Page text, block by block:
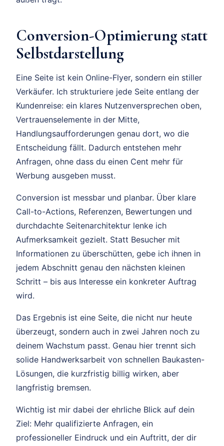
Conversion-Optimierung statt
Selbstdarstellung
Eine Seite ist kein Online-Flyer, sondern ein stiller
Verkäufer. Ich strukturiere jede Seite entlang der
Kundenreise: ein klares Nutzenversprechen oben,
Vertrauenselemente in der Mitte,
Handlungsaufforderungen genau dort, wo die
Entscheidung fällt. Dadurch entstehen mehr
Anfragen, ohne dass du einen Cent mehr für
Werbung ausgeben musst.
Conversion ist messbar und planbar. Über klare
Call-to-Actions, Referenzen, Bewertungen und
durchdachte Seitenarchitektur lenke ich
Aufmerksamkeit gezielt. Statt Besucher mit
Informationen zu überschütten, gebe ich ihnen in
jedem Abschnitt genau den nächsten kleinen
Schritt – bis aus Interesse ein konkreter Auftrag
wird.
Das Ergebnis ist eine Seite, die nicht nur heute
überzeugt, sondern auch in zwei Jahren noch zu
deinem Wachstum passt. Genau hier trennt sich
solide Handwerksarbeit von schnellen Baukasten-
Lösungen, die kurzfristig billig wirken, aber
langfristig bremsen.
Wichtig ist mir dabei der ehrliche Blick auf dein
Ziel: Mehr qualifizierte Anfragen, ein
professioneller Eindruck und ein Auftritt, der dir